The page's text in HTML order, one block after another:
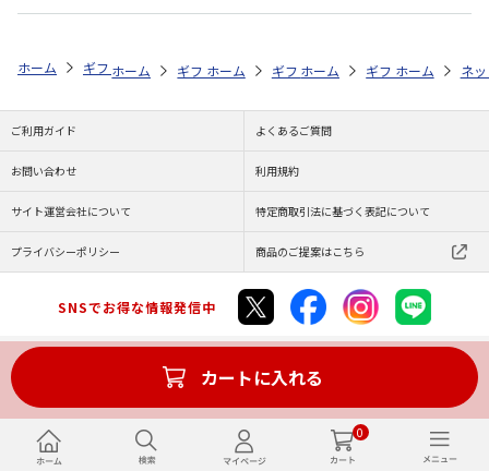
0
カートに入れる
ホーム ギフト通販 内祝い・お返し 法要・香典返し 北海道 鮭の
ホーム ギフト通販 内祝い・お返し 法要・香典返し
ホーム ギフト通販 お祝い・贈りもの
ホーム ギフト通販 商
ホーム ネ
ご利用ガイド よくあるご質問
お問い合わせ 利用規約
サイト運営会社について 特定商取引法に基づく表記について
プライバシーポリシー 商品のご提案はこちら
SNSでお得な情報発信中
Copyright (C) JAPAN POST Co.,Ltd. All Rights Reserved.